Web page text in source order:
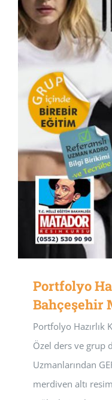
Portfolyo
Bahçeşehir
Portfolyo Hazırlık
Özel ders ve grup
Uzmanlarından
merdiven altı